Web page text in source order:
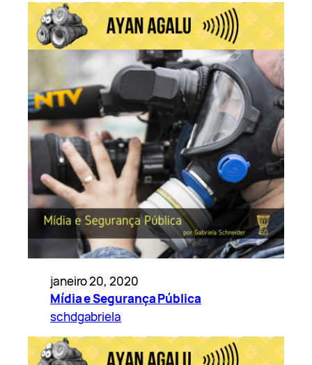
janeiro 20, 2020
Mídia e Segurança Pública
schdgabriela